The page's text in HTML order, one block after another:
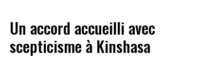
Un accord accueilli avec
scepticisme à Kinshasa